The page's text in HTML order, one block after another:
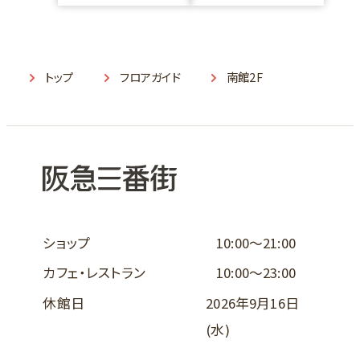
トップ フロアガイド 南館2F
ショップ
10:00～21:00
カフェ・レストラン
10:00～23:00
休館日
2026年9月16日
(水)